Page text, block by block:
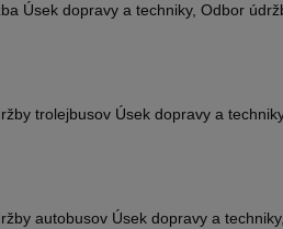
Úsek dopravy a techniky, Odbor
trolejbusov Úsek dopravy a
autobusov Úsek dopravy a